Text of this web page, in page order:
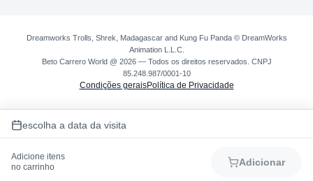
Dreamworks Trolls, Shrek, Madagascar and Kung Fu Panda © DreamWorks
Animation L.L.C.
Beto Carrero World @ 2026 — Todos os direitos reservados. CNPJ
85.248.987/0001-10
Condições geraisPolítica de Privacidade
escolha a data da visita
Adicione itens
no carrinho
Adicionar